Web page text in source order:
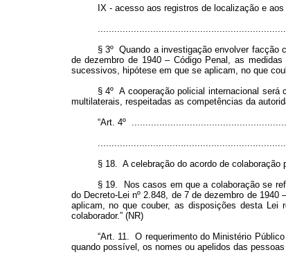
IX - acesso aos registros de localização e
§ 3º Quando a investigação envolver facção
de dezembro de 1940 – Código Penal, as
sucessivos, hipótese em que se aplicam, no que
§ 4º A cooperação policial internacional
multilaterais, respeitadas as competências da
“Art. 4º
§ 18. A celebração do acordo de
§ 19. Nos casos em que a colaboração se
do Decreto-Lei nº 2.848, de 7 de dezembro de
aplicam, no que couber, as disposições desta
colaborador.” (NR)
“Art. 11. O requerimento do Ministério
quando possível, os nomes ou apelidos das